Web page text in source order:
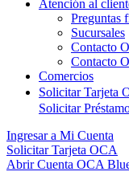
Atención al
Preguntas
Sucursales
Contacto
Contacto
Comercios
Solicitar Tarjeta
Solicitar
Ingresar a Mi Cuenta
Solicitar Tarjeta OCA
Abrir Cuenta OCA